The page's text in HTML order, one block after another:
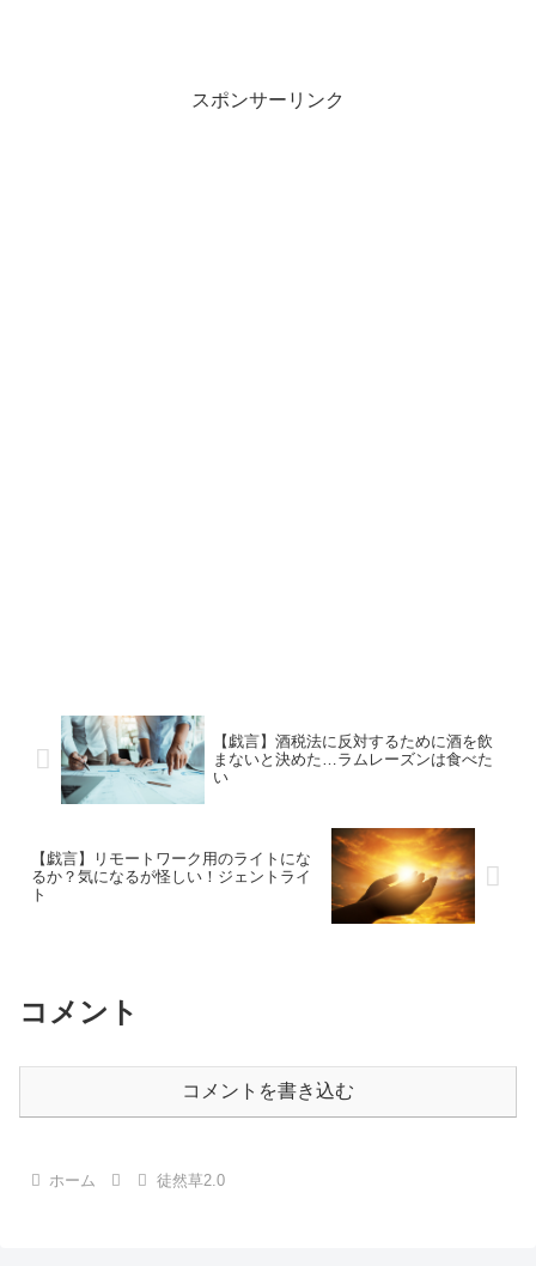
スポンサーリンク
【戯言】酒税法に反対するために酒を飲
まないと決めた…ラムレーズンは食べた
い
【戯言】リモートワーク用のライトにな
るか？気になるが怪しい！ジェントライ
ト
コメント
コメントを書き込む
ホーム 徒然草2.0